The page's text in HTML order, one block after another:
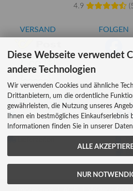
4.9
(
VERSAND FOLGEN
INFORMATIONEN
Über uns
Versandkosten
Lieferzeiten
Diese Webseite verwendet
andere Technologien
Wir verwenden Cookies und ähnliche
Drittanbietern, um die ordentliche
gewährleisten, die Nutzung unseres
Ihnen ein bestmögliches Einkaufserlebnis
Informationen finden Sie in unserer
ALLE
NUR